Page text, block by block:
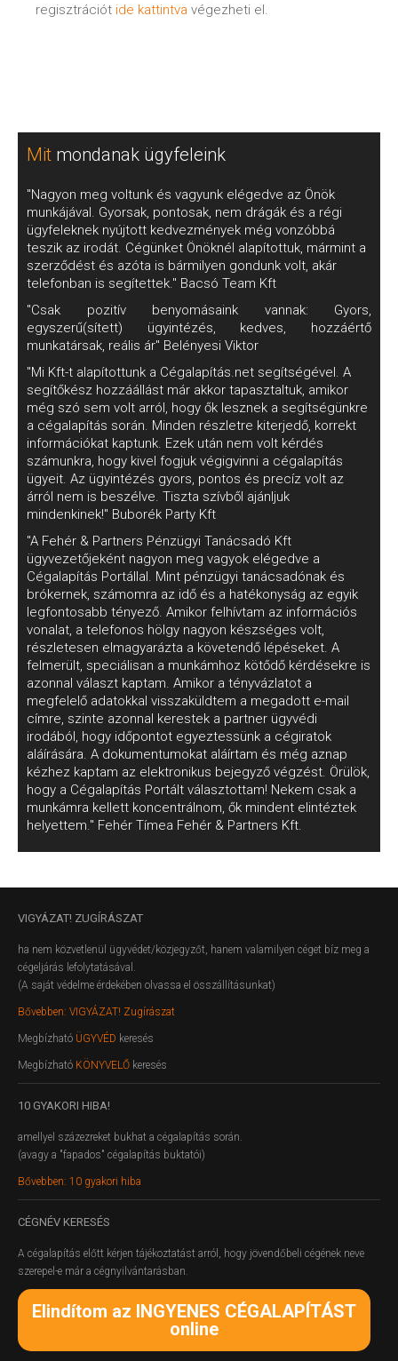
regisztrációt ide kattintva végezheti el.
Mit mondanak ügyfeleink
"Nagyon meg voltunk és vagyunk elégedve az Önök
munkájával. Gyorsak, pontosak, nem drágák és a régi
ügyfeleknek nyújtott kedvezmények még vonzóbbá
teszik az irodát. Cégünket Önöknél alapítottuk, mármint a
szerződést és azóta is bármilyen gondunk volt, akár
telefonban is segítettek." Bacsó Team Kft
"Csak pozitív benyomásaink vannak: Gyors,
egyszerű(sített) ügyintézés, kedves, hozzáértő
munkatársak, reális ár" Belényesi Viktor
"Mi Kft-t alapítottunk a Cégalapítás.net segítségével. A
segítőkész hozzáállást már akkor tapasztaltuk, amikor
még szó sem volt arról, hogy ők lesznek a segítségünkre
a cégalapítás során. Minden részletre kiterjedő, korrekt
információkat kaptunk. Ezek után nem volt kérdés
számunkra, hogy kivel fogjuk végigvinni a cégalapítás
ügyeit. Az ügyintézés gyors, pontos és precíz volt az
árról nem is beszélve. Tiszta szívből ajánljuk
mindenkinek!" Buborék Party Kft
"A Fehér & Partners Pénzügyi Tanácsadó Kft
ügyvezetőjeként nagyon meg vagyok elégedve a
Cégalapítás Portállal. Mint pénzügyi tanácsadónak és
brókernek, számomra az idő és a hatékonyság az egyik
legfontosabb tényező. Amikor felhívtam az információs
vonalat, a telefonos hölgy nagyon készséges volt,
részletesen elmagyarázta a követendő lépéseket. A
felmerült, speciálisan a munkámhoz kötődő kérdésekre is
azonnal választ kaptam. Amikor a tényvázlatot a
megfelelő adatokkal visszaküldtem a megadott e-mail
címre, szinte azonnal kerestek a partner ügyvédi
irodából, hogy időpontot egyeztessünk a cégiratok
aláírására. A dokumentumokat aláírtam és még aznap
kézhez kaptam az elektronikus bejegyző végzést. Örülök,
hogy a Cégalapítás Portált választottam! Nekem csak a
munkámra kellett koncentrálnom, ők mindent elintéztek
helyettem." Fehér Tímea Fehér & Partners Kft.
VIGYÁZAT! ZUGÍRÁSZAT
ha nem közvetlenül ügyvédet/közjegyzőt, hanem valamilyen céget bíz meg a
cégeljárás lefolytatásával.
(A saját védelme érdekében olvassa el összállításunkat)
Bővebben: VIGYÁZAT! Zugírászat
Megbízható ÜGYVÉD keresés
Megbízható KÖNYVELŐ keresés
10 GYAKORI HIBA!
amellyel százezreket bukhat a cégalapítás során.
(avagy a "fapados" cégalapítás buktatói)
Bővebben: 10 gyakori hiba
CÉGNÉV KERESÉS
A cégalapítás előtt kérjen tájékoztatást arról, hogy jövendőbeli cégének neve
szerepel-e már a cégnyilvántarásban.
Elindítom az INGYENES CÉGALAPÍTÁST
online